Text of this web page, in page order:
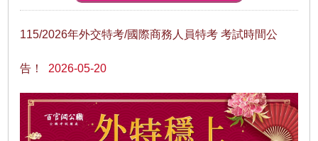
115/2026年外交特考/國際商務人員特考 考試時間公
告！ 2026-05-20